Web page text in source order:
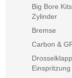
Big Bore
Zylinder
Bremse
Carbon &
Einspritzung